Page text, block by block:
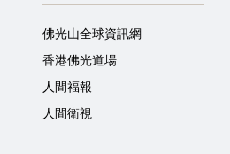
佛光山全球資訊網
香港佛光道場
人間福報
人間衛視